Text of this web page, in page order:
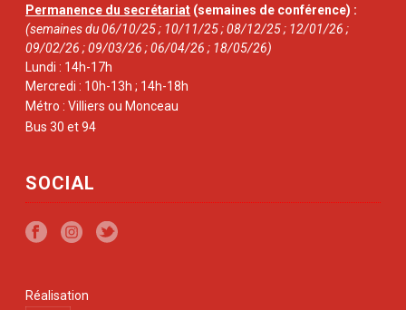
Permanence du secrétariat (semaines de conférence) :
(semaines du 06/10/25 ; 10/11/25 ; 08/12/25 ; 12/01/26 ;
09/02/26 ; 09/03/26 ; 06/04/26 ; 18/05/26)
Lundi : 14h-17h
Mercredi : 10h-13h ; 14h-18h
Métro : Villiers ou Monceau
Bus 30 et 94
SOCIAL
Réalisation